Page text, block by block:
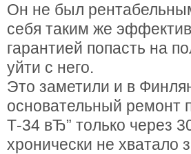
Он не был
себя таким же
гарантией попасть на
уйти с него.
Это заметили и в
основательный ремонт
Т-34 вЂ” только через
хронически не хватало